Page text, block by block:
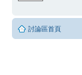
討論區首頁